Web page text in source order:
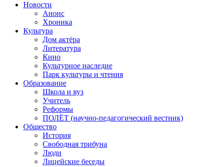
Новости
Анонс
Хроника
Культура
Дом актёра
Литература
Кино
Культурное наследие
Парк культуры и чтения
Образование
Школа и вуз
Учитель
Реформы
ПОЛЁТ (научно-педагогический вестник)
Общество
История
Свободная трибуна
Люди
Лицейские беседы